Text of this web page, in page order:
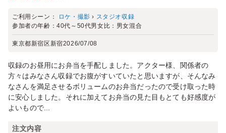
ご利用シーン： ロケ・撮影 › スタジオ収録
参加者の年齢：40代～50代男女比： 男女混合
東京都新宿区新宿2026/07/08
収録のお昼用にお弁当を手配しました。アクター様、関係者の
方々はみなさん収録でお腹がすいていたと思いますが、そんなみ
なさんを満足させるボリュームのお弁当だったので受け取った時
に安心しました。それに加えてお弁当の見た目もとても好感度が
よいもので...
注文内容